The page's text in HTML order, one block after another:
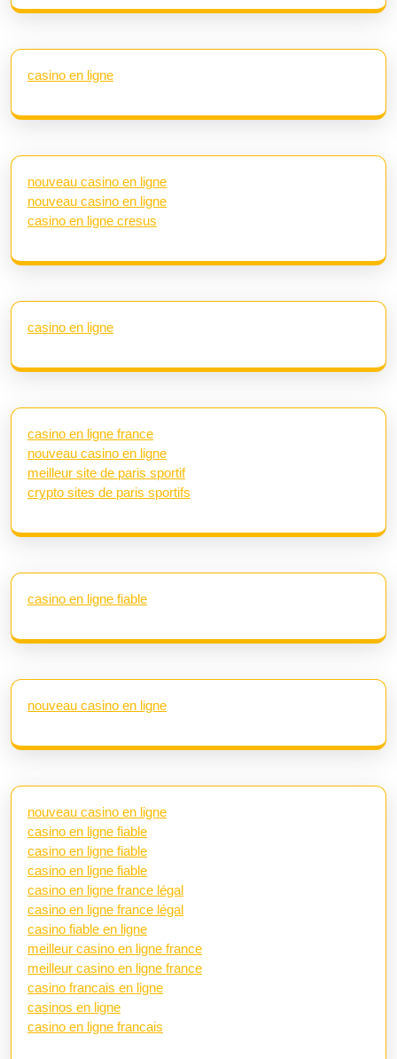
casino en ligne
nouveau casino en ligne
nouveau casino en ligne
casino en ligne cresus
casino en ligne
casino en ligne france
nouveau casino en ligne
meilleur site de paris sportif
crypto sites de paris sportifs
casino en ligne fiable
nouveau casino en ligne
nouveau casino en ligne
casino en ligne fiable
casino en ligne fiable
casino en ligne fiable
casino en ligne france légal
casino en ligne france légal
casino fiable en ligne
meilleur casino en ligne france
meilleur casino en ligne france
casino francais en ligne
casinos en ligne
casino en ligne francais